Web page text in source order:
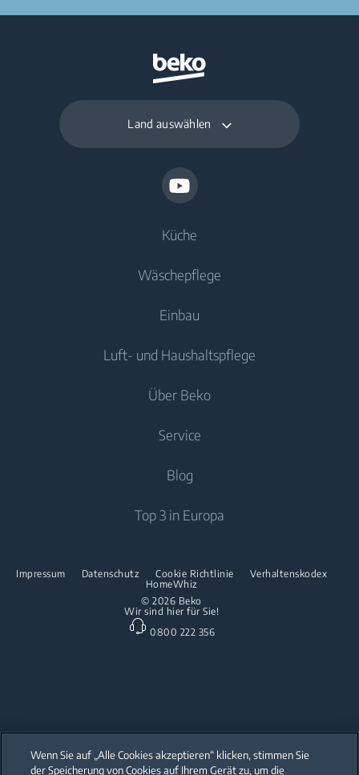
Land auswählen
Küche
Kühlen
Gefriergeräte
Kühl-/Gefrierkombinationen
Freistehende Mikrowellen
Einbau-Kochfelder
Freistehende Geschirrspüler
Einbau-Geschirrspüler
Wäschepflege
Freistehende Waschmaschinen
Waschtrockner
Einbau
Luft- und Haushaltspflege
Klimageräte
Standventilator
Über Beko
Über uns
Partnerschaften
Beko Professional
Service
Downloads
Reparaturinformationen & Ersatzteile
Garantie
Blog
Top 3 in Europa
© 2026 Beko
Impressum Datenschutz Cookie Richtlinie
Verhaltenskodex
HomeWhiz
Wir sind hier für Sie!
0800 222 356
Our parent company, Beko has 55,000 employees throughout the world
Wenn Sie auf „Alle Cookies akzeptieren“ klicken, stimmen Sie
der Speicherung von Cookies auf Ihrem Gerät zu, um die